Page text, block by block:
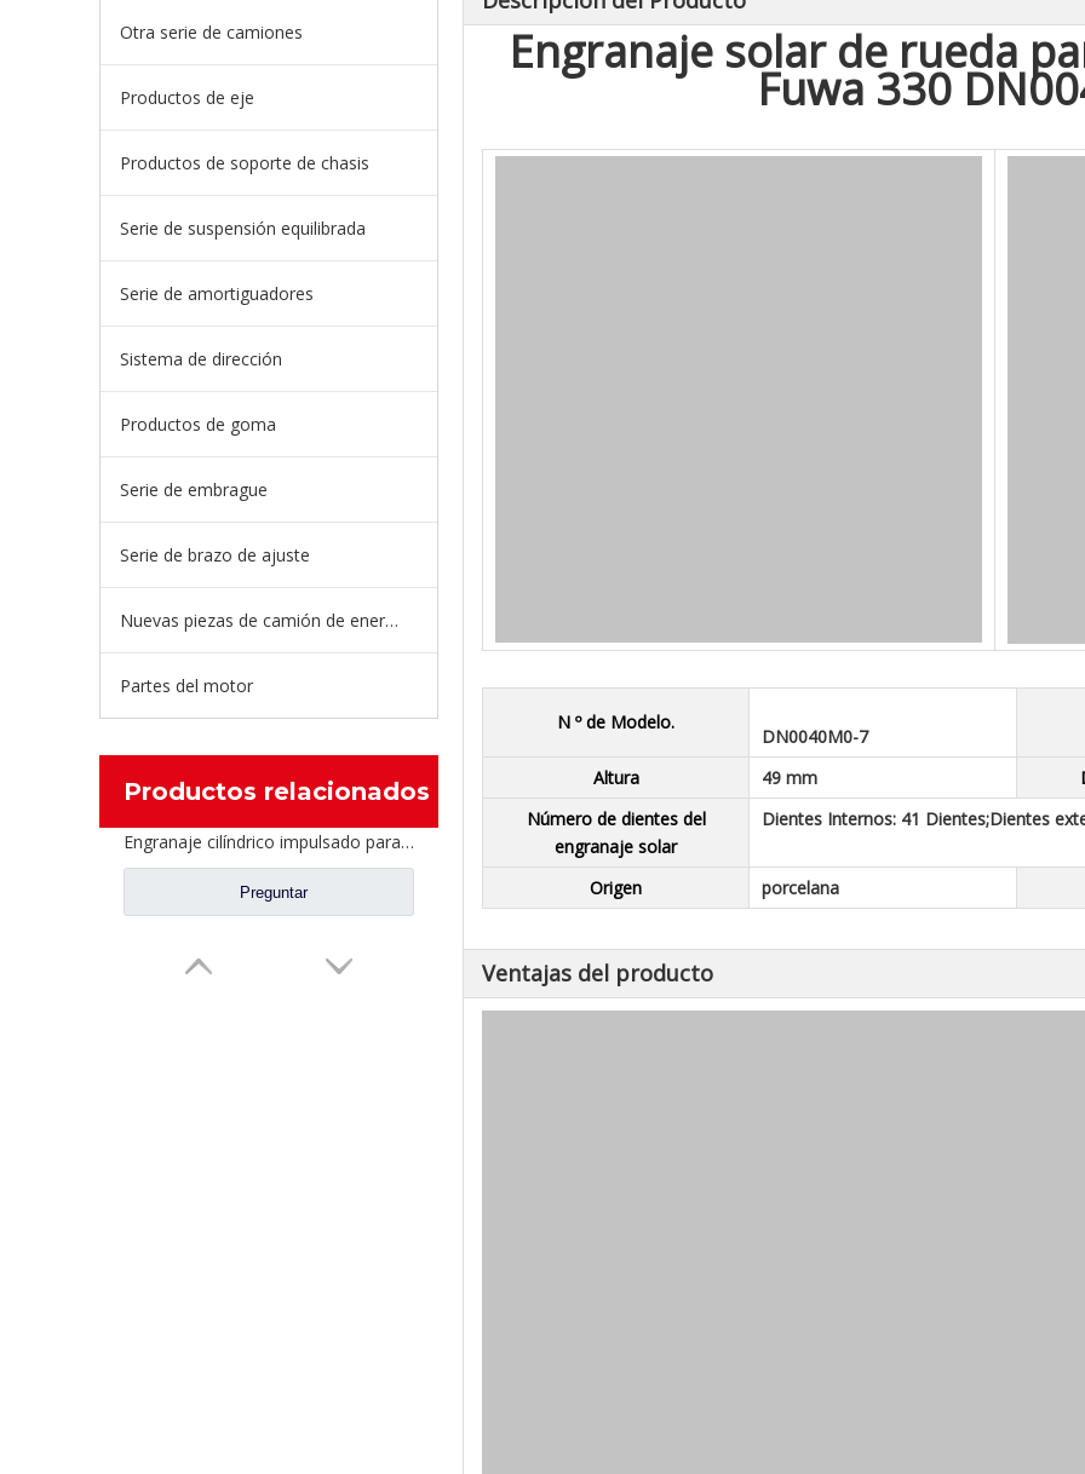
Otra serie de camiones
Productos de eje
Productos de soporte de chasis
Serie de suspensión equilibrada
Serie de amortiguadores
Sistema de dirección
Productos de goma
Serie de embrague
Serie de brazo de ajuste
Nuevas piezas de camión de energía
Partes del motor
Productos relacionados
Engranaje cilíndrico impulsado para piezas de camión Fuhua CD0044M0-0
Preguntar
Engranaje solar de rueda
Fuwa 330
N º de Modelo.
DN0040M0-7
Altura
49 mm
Número de dientes del
engranaje solar
Dientes Internos: 41 Dientes;Dientes
Origen porcelana
Ventajas del producto